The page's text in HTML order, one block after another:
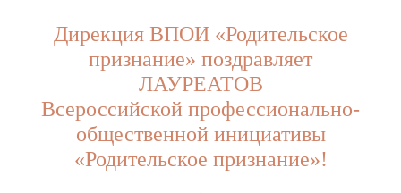
Дирекция ВПОИ «Родительское
признание» поздравляет
ЛАУРЕАТОВ
Всероссийской профессионально-
общественной инициативы
«Родительское признание»!